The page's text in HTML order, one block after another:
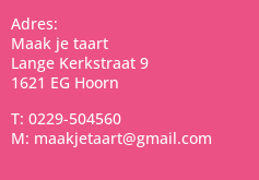
Adres:
Maak je taart
Lange Kerkstraat 9
1621 EG Hoorn
T: 0229-504560
M: maakjetaart@gmail.com